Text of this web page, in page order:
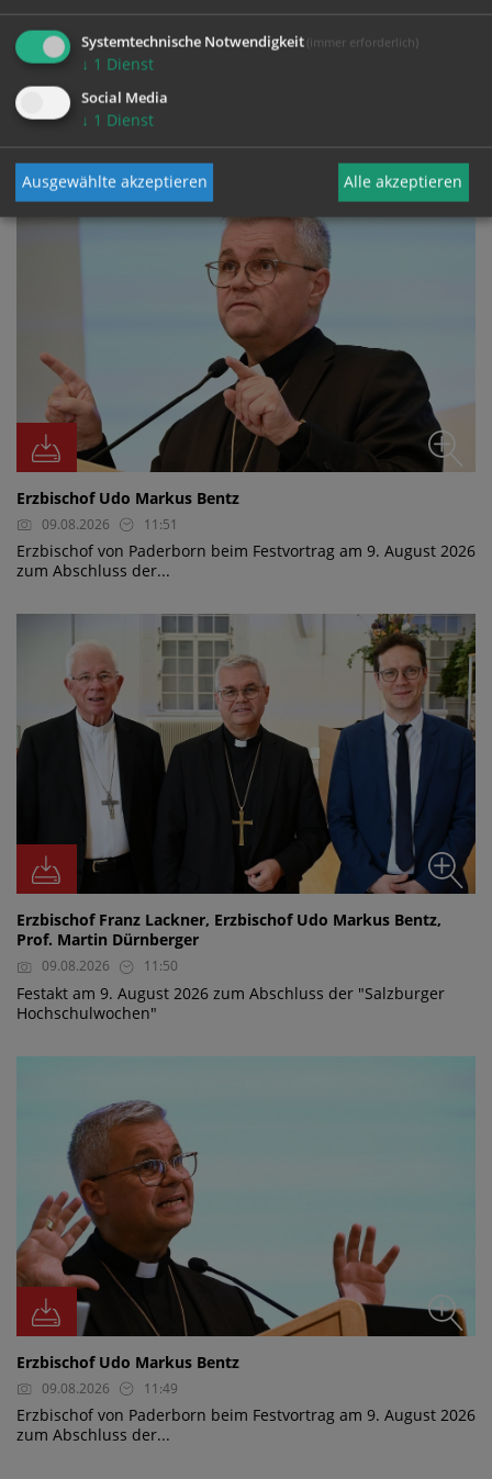
FOTO
Erzbischof Udo Markus Bentz
09.08.2026 11:51
Erzbischof von Paderborn beim Festvortrag am 9. August 2026
zum Abschluss der...
Erzbischof Franz Lackner, Erzbischof Udo Markus Bentz,
Prof. Martin Dürnberger
09.08.2026 11:50
Festakt am 9. August 2026 zum Abschluss der "Salzburger
Hochschulwochen"
Erzbischof Udo Markus Bentz
09.08.2026 11:49
Erzbischof von Paderborn beim Festvortrag am 9. August 2026
zum Abschluss der...
Systemtechnische Notwendigkeit (immer erforderlich)
↓ 1 Dienst
Social Media
↓ 1 Dienst
Ausgewählte akzeptieren Alle akzeptieren